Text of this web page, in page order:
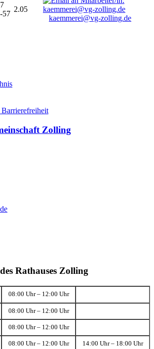
57
2.05
kaemmerei@vg-zolling.de
Zolling
Rathauses Zolling
08:00 Uhr – 12:00 Uhr
08:00 Uhr – 12:00 Uhr
08:00 Uhr – 12:00 Uhr
08:00 Uhr – 12:00 Uhr 14:00 Uhr – 18:00 Uhr